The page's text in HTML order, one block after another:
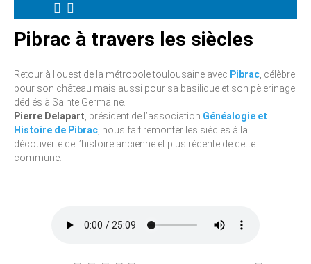
Pibrac à travers les siècles
Retour à l’ouest de la métropole toulousaine avec Pibrac , célèbre
pour son château mais aussi pour sa basilique et son pèlerinage
dédiés à Sainte Germaine.
Pierre Delapart , président de l’association Généalogie et
Histoire de Pibrac , nous fait remonter les siècles à la
découverte de l’histoire ancienne et plus récente de cette
commune.